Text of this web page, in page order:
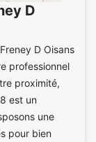
D
D Oisans
professionnel
proximité,
est un
une
pour bien